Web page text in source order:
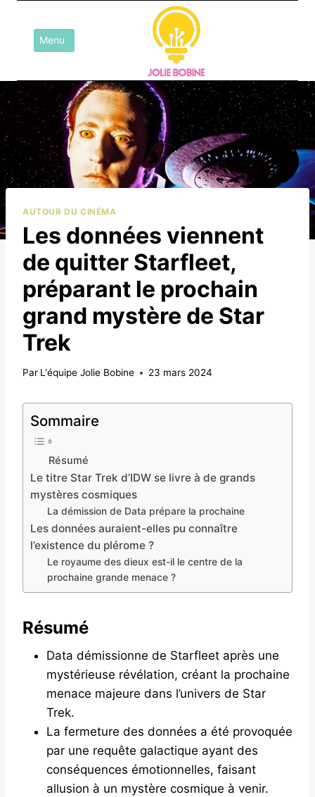
contenuMenu
AUTOUR DU CINÉMA
Les données viennent
de quitter Starfleet,
préparant le prochain
grand mystère de Star
Trek
Par L'équipe Jolie Bobine 23 mars 2024
Sommaire
Résumé
Le titre Star Trek d’IDW se livre à de grands
mystères cosmiques
La démission de Data prépare la prochaine
Les données auraient-elles pu connaître
l’existence du plérome ?
Le royaume des dieux est-il le centre de la
prochaine grande menace ?
Résumé
Data démissionne de Starfleet après une
mystérieuse révélation, créant la prochaine
menace majeure dans l’univers de Star
Trek.
La fermeture des données a été provoquée
par une requête galactique ayant des
conséquences émotionnelles, faisant
allusion à un mystère cosmique à venir.